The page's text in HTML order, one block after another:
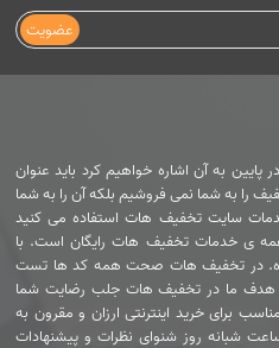
عضویت
پایین به آن اشاره خواهیم کرد باید عنوان
را به شما نمی فروشیم بلکه آن را به شما
سایت تخفیف هات استفاده می کنید
همه ی خدمات تخفیف هات رایگان است. با
در تخفیف هات صحت همه کد ها تست
ما در تخفیف هات جلب رضایت شما
برای خرید اینترنتی ارزان و مقرون به
شبانه روز شنوای نظرات و پیشنهادات